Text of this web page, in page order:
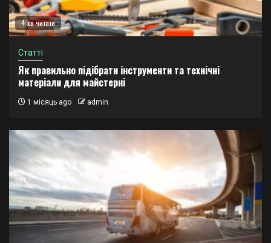
4 хв читати
Статті
Як правильно підібрати інструменти та технічні
матеріали для майстерні
1 місяць ago admin